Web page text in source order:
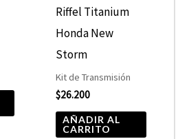
Riffel Titanium
Honda New
Storm
Kit de Transmisión
$26.200
AÑADIR AL
CARRITO